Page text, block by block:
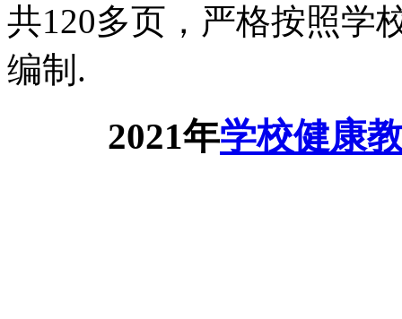
共120多页，严格按照学
编制.
2021年学校健康